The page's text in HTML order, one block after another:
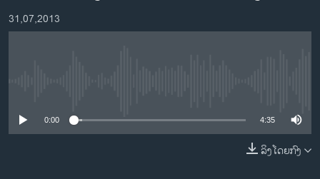
ຂ້າມ
ຂ້າມອາເມຣິກາ
ເອເຊຍ
31,07,2013
0:00 4:35
ລິງໂດຍກົງ